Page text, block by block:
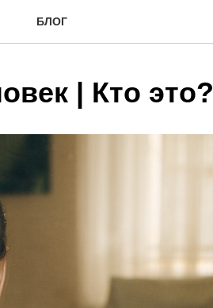
БЛОГ
| Кто это?